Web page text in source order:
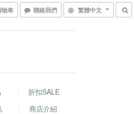
物車 聯絡我們 繁體中文
折扣SALE
商店介紹